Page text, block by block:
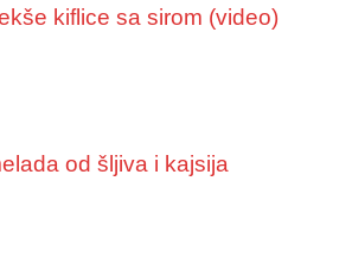
kiflice sa sirom (video)
od šljiva i kajsija